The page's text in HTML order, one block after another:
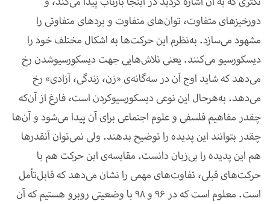
دورخیزهای متفاوت، توان‌های متفاوت و بردهای متفاوتی را
مشهود می‌سازد. به‌نظرم این حرکت‌ها به اشکال مختلف خود را
دیسکورسیو می‌کنند. یعنی تلاش‌هایی جهت دیسکورسیوشدن رخ
می‌دهد که شاید اوج آن در سه‌گانه‌ی «زن، زندگی، آزادی» رخ
می‌دهد. به‌هرحال این نوعی دیسکورسیوکردن است، فارغ از آن‌که
چقدر مفاهیم فلسفی و علوم اجتماعی برای آن پیدا می‌شود و آن‌ها
چقدر بتوانند این پدیده را توضیح بدهند. ولی نمی‌توان آنقدرها
هم این پدیده را بی‌زبان دانست. مقایسه‌ی این حرکت هم با
حرکت‌های قبلی، تفاوت‌های مهمی را نشان می‌دهد که قابل‌تأمل
است. معلوم است که در 96 و 98 با وضعیتی روبرو هستیم که آن